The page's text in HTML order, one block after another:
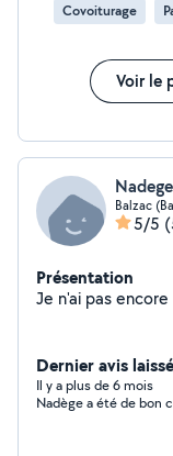
Covoiturage
Voir le
Balzac
5/5
Présentation
Dernier avis
Il y a plus de 6 mois
Nadège a été de bon